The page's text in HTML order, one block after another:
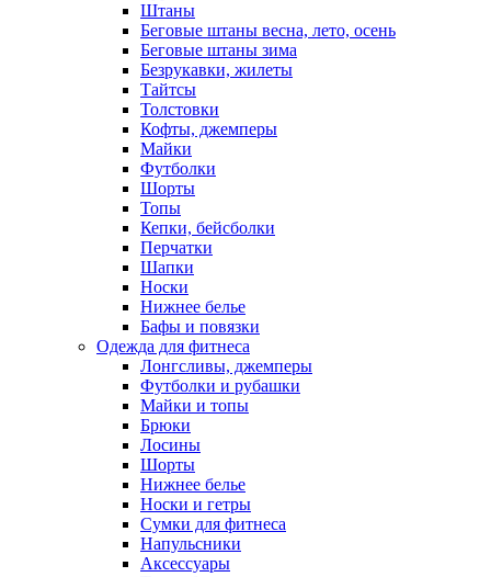
Штаны
Беговые штаны весна, лето, осень
Беговые штаны зима
Безрукавки, жилеты
Тайтсы
Толстовки
Кофты, джемперы
Майки
Футболки
Шорты
Топы
Кепки, бейсболки
Перчатки
Шапки
Носки
Нижнее белье
Бафы и повязки
Одежда для фитнеса
Лонгсливы, джемперы
Футболки и рубашки
Майки и топы
Брюки
Лосины
Шорты
Нижнее белье
Носки и гетры
Сумки для фитнеса
Напульсники
Аксессуары